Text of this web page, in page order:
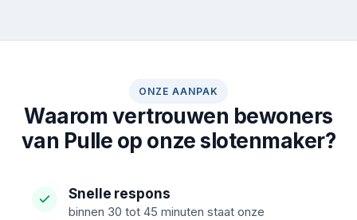
ONZE AANPAK
Waarom vertrouwen bewoners
van Pulle op onze slotenmaker?
Snelle respons
binnen 30 tot 45 minuten staat onze